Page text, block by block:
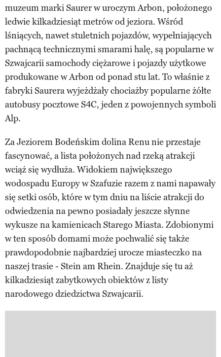
muzeum marki Saurer w uroczym Arbon, położonego
ledwie kilkadziesiąt metrów od jeziora. Wśród
lśniących, nawet stuletnich pojazdów, wypełniających
pachnącą technicznymi smarami halę, są popularne w
Szwajcarii samochody ciężarowe i pojazdy użytkowe
produkowane w Arbon od ponad stu lat. To właśnie z
fabryki Saurera wyjeżdżały chociażby popularne żółte
autobusy pocztowe S4C, jeden z powojennych symboli
Alp.
Za Jeziorem Bodeńskim dolina Renu nie przestaje
fascynować, a lista położonych nad rzeką atrakcji
wciąż się wydłuża. Widokiem największego
wodospadu Europy w Szafuzie razem z nami napawały
się setki osób, które w tym dniu na liście atrakcji do
odwiedzenia na pewno posiadały jeszcze słynne
wykusze na kamienicach Starego Miasta. Zdobionymi
w ten sposób domami może pochwalić się także
prawdopodobnie najbardziej urocze miasteczko na
naszej trasie - Stein am Rhein. Znajduje się tu aż
kilkadziesiąt zabytkowych obiektów z listy
narodowego dziedzictwa Szwajcarii.